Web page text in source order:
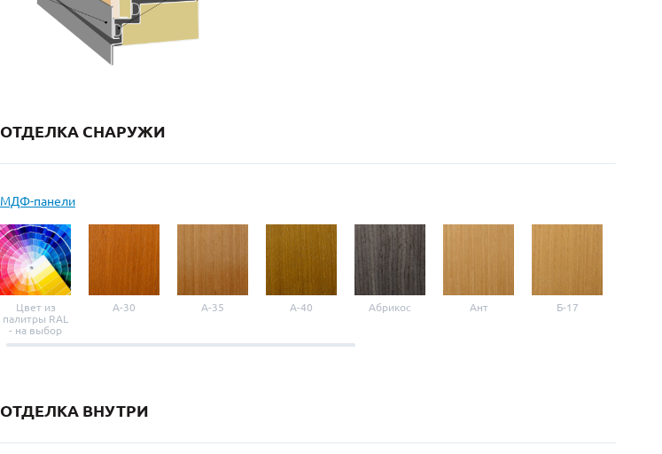
ОТДЕЛКА СНАРУЖИ
МДФ-панели
Цвет из
палитры RAL
- на выбор
A-30 A-35 A-40 Абрикос Ант Б-17
ОТДЕЛКА ВНУТРИ